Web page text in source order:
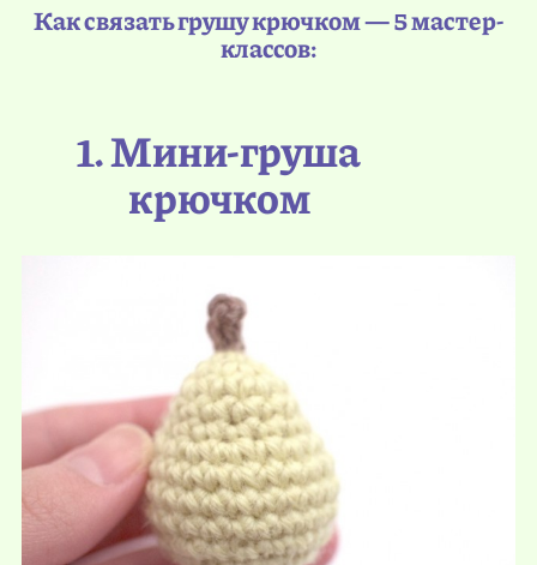
Как связать грушу крючком — 5 мастер-
классов:
1. Мини-груша
крючком